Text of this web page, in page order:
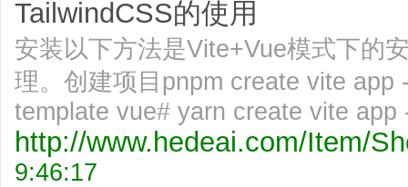
TailwindCSS的使用
安装以下方法是Vite+Vue模式下的
理。创建项目pnpm create vite app
template vue# yarn create vite
http://www.hedeai.com/Item/
9:46:17